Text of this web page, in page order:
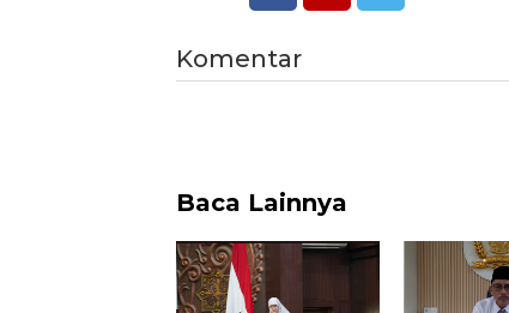
Komentar
Baca Lainnya